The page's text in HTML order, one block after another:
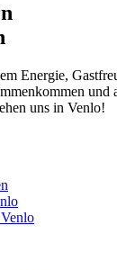
Energie,
und
uns in Venlo!